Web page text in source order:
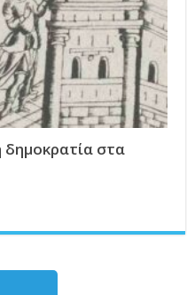
δημοκρατία στα